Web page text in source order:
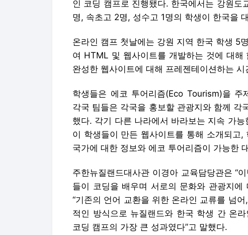
인 코딩 캠프로 진행됐다. 한국에서는 강원
명, 속초고 2명, 성수고 1명의 학생이 한국을
온라인 캠프 첫날에는 강원 지역 한국 학생 5
여 HTML 및 웹사이트를 개발하는 것에 대해
완성한 웹사이트에 대해 프레젠테이션하는 시
학생들은 에코 투어리즘(Eco Tourism)을 주
각국 팀들은 각국을 홍보할 관광지와 함께 각
했다. 각기 다른 나라에서 바라보는 지속 가
이 학생들이 만든 웹사이트를 통해 소개되고
국가에 대한 정보와 에코 투어리즘이 가능한
주한뉴질랜드대사관 이경아 교육담당관은 “
들이 코딩을 배우며 서로의 문화와 관광지
“기존의 언어 교환을 위한 온라인 교류를 넘
적인 방식으로 뉴질랜드와 한국 학생 간 온
코딩 캠프의 가장 큰 성과였다”고 말했다.